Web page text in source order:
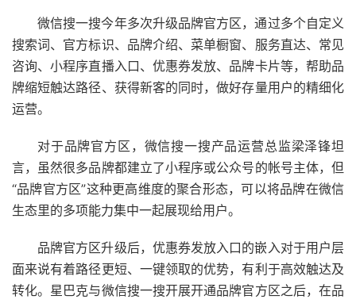
微信搜一搜今年多次升级品牌官方区，通过多个自定义
搜索词、官方标识、品牌介绍、菜单橱窗、服务直达、常见
咨询、小程序直播入口、优惠券发放、品牌卡片等，帮助品
牌缩短触达路径、获得新客的同时，做好存量用户的精细化
运营。
对于品牌官方区，微信搜一搜产品运营总监梁泽锋坦
言，虽然很多品牌都建立了小程序或公众号的帐号主体，但
“品牌官方区”这种更高维度的聚合形态，可以将品牌在微信
生态里的多项能力集中一起展现给用户。
品牌官方区升级后，优惠券发放入口的嵌入对于用户层
面来说有着路径更短、一键领取的优势，有利于高效触达及
转化。星巴克与微信搜一搜开展开通品牌官方区之后，在品